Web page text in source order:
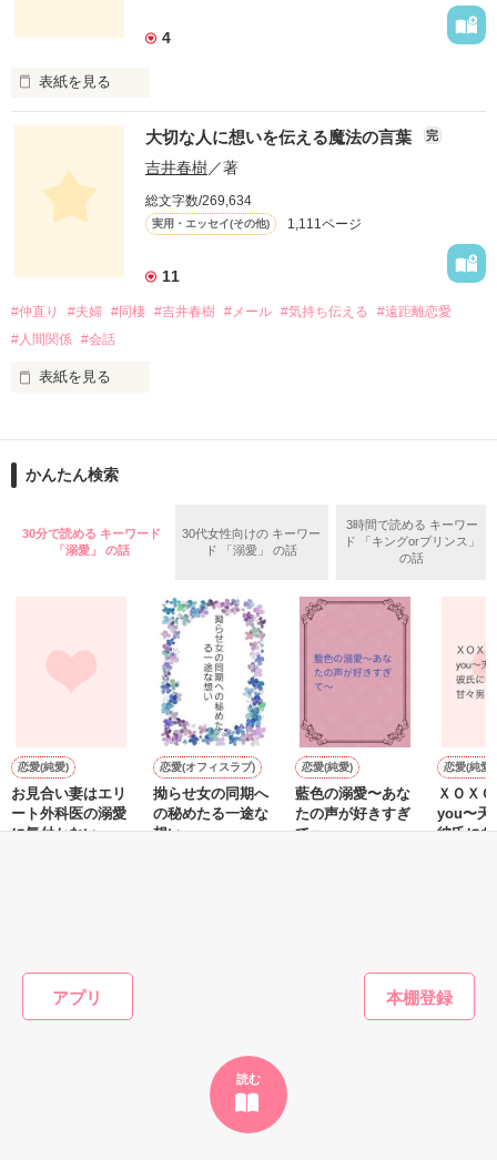
アプリ
読む
この物語は自分の体験をもとに綴ったフィクションです。
作品を読む
4
表紙を見る
「オーダー承ります！」は、
お昼のTV番組『ありがとッ！』（テレビ神奈川）
にて、山川恵里佳さんがオススメの料理を
紹介する人気コーナー。
毎週番組への問い合わせが絶えないという、
この話題のレシピを山川さんが
いつもの一品として気軽に取り入れられる
簡単便利なアイデアが満載。
ご主人・おさるさんの感想や、
参考にもぜひどうぞ！
大切な人に想いを伝える魔法の言葉 完
吉井春樹／著
総文字数/269,634
実用・エッセイ(その他) 1,111ページ
11
#仲直り #夫婦 #同棲 #吉井春樹 #メール #気持ち伝える
#遠距離恋愛
#人間関係 #会話
表紙を見る
コピーライターとして徹夜つづきの日々を過ごすかたわら、妻
の女性読者の共感を呼んだことで『しあわせが、しあわせを、
この作品は吉井さん直伝の、気持ちをもっと上手に伝える、こ
「ありがとう」「すきです」「ごめんなさい」「だいじょう
ぶ」「よくできました」など、大切な誰かに感謝や好意、励ま
しのメッセージを伝える小さなテクニックについて解説すると
ともに、その言葉を用いることで自分自身を見つめるきっかけ
も促してくれる、「気持ちの伝え方」「自分らしさの磨き方」
作品を読む
かんたん検索
30分で読める キーワード
「溺愛」 の話
30代女性向けの キーワー
ド 「溺愛」 の話
3時間で読める キーワー
ド 「キングorプリンス」
の話
恋愛(純愛)
お見合い妻はエリ
ート外科医の溺愛
に気付かない
恋愛(オフィスラブ)
拗らせ女の同期へ
の秘めたる一途な
想い
恋愛(純愛)
藍色の溺愛〜あな
たの声が好きすぎ
て〜
恋愛(純愛)
ＸＯＸ
you〜天
彼氏に